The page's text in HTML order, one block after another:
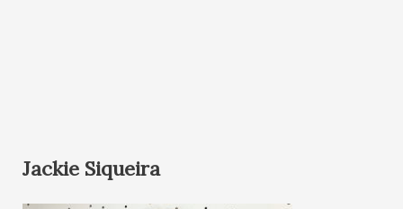
Jackie Siqueira